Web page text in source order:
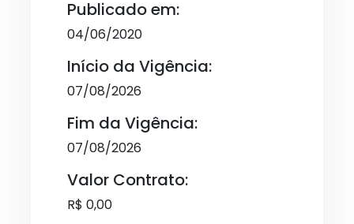
Publicado em:
04/06/2020
Início da Vigência:
07/08/2026
Fim da Vigência:
07/08/2026
Valor Contrato:
R$ 0,00